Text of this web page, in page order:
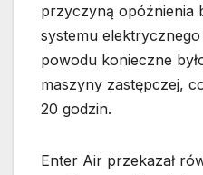
przyczyną opóźnienia
systemu
powodu konieczne
maszyny zastępczej,
20 godzin.
Enter Air przekazał